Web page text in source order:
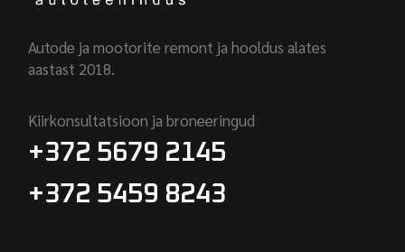
Autode ja mootorite remont ja hooldus alates
aastast 2018.
Kiirkonsultatsioon ja broneeringud
+372 5679 2145
+372 5459 8243